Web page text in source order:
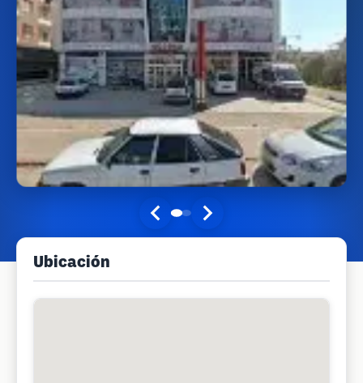
Ubicación